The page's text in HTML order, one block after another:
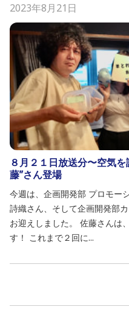
2023年8月21日
８月２１日放送分〜空気
藤”さん登場
今週は、企画開発部 プロモー
詩織さん、そして企画開発部
お迎えしました。 佐藤さんは
す！ これまで２回に...